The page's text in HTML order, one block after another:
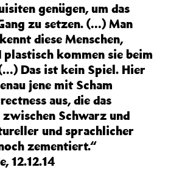
genügen, um das
zu setzen. (…) Man
diese Menschen,
plastisch kommen sie beim
Das ist kein Spiel. Hier
jene mit Scham
aus, die das
Schwarz und
und sprachlicher
zementiert.“
12.12.14